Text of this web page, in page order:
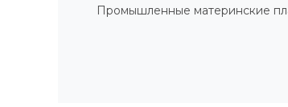
Промышленные материнские